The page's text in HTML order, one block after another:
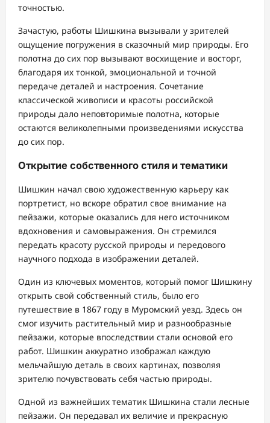
точностью.
Зачастую, работы Шишкина вызывали у зрителей
ощущение погружения в сказочный мир природы. Его
полотна до сих пор вызывают восхищение и восторг,
благодаря их тонкой, эмоциональной и точной
передаче деталей и настроения. Сочетание
классической живописи и красоты российской
природы дало неповторимые полотна, которые
остаются великолепными произведениями искусства
до сих пор.
Открытие собственного стиля и тематики
Шишкин начал свою художественную карьеру как
портретист, но вскоре обратил свое внимание на
пейзажи, которые оказались для него источником
вдохновения и самовыражения. Он стремился
передать красоту русской природы и передового
научного подхода в изображении деталей.
Один из ключевых моментов, который помог Шишкину
открыть свой собственный стиль, было его
путешествие в 1867 году в Муромский уезд. Здесь он
смог изучить растительный мир и разнообразные
пейзажи, которые впоследствии стали основой его
работ. Шишкин аккуратно изображал каждую
мельчайшую деталь в своих картинах, позволяя
зрителю почувствовать себя частью природы.
Одной из важнейших тематик Шишкина стали лесные
пейзажи. Он передавал их величие и прекрасную